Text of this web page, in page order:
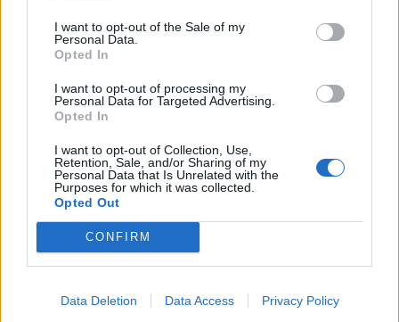
I want to opt-out of the Sale of my
Personal Data.
Opted In
I want to opt-out of processing my
Personal Data for Targeted Advertising.
Opted In
I want to opt-out of Collection, Use,
Retention, Sale, and/or Sharing of my
Personal Data that Is Unrelated with the
Purposes for which it was collected.
Opted Out
CONFIRM
Data Deletion Data Access Privacy Policy
TAIP PAT SKAITYKITE